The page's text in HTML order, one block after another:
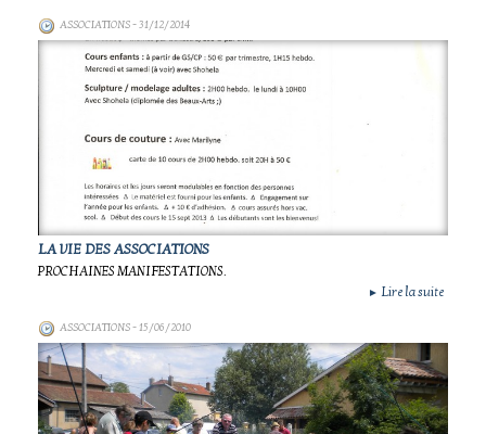
ASSOCIATIONS- 31/12/2014
LA VIE DES ASSOCIATIONS
PROCHAINES MANIFESTATIONS.
► Lire la suite
ASSOCIATIONS- 15/06/2010